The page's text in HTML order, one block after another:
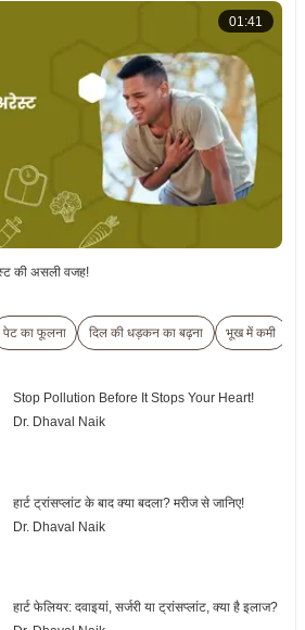
01:41
की असली वजह!
पेट का फूलना दिल की धड़कन का बढ़ना भूख में कमी
Stop Pollution Before It Stops Your Heart!
Dr. Dhaval Naik
हार्ट ट्रांसप्लांट के बाद क्या बदला? मरीज से जानिए!
Dr. Dhaval Naik
हार्ट फेलियर: दवाइयां, सर्जरी या ट्रांसप्लांट, क्या है इलाज?